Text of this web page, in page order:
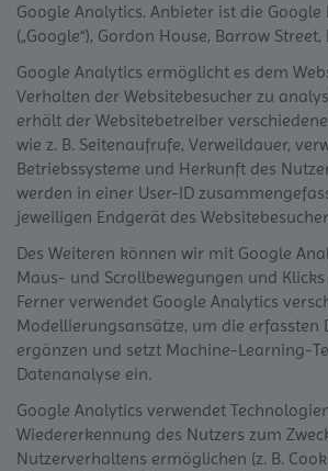
Google Analytics. Anbieter ist die
(„Google“), Gordon House, Barrow
Google Analytics ermöglicht es dem
Verhalten der Websitebesucher zu
erhält der Websitebetreiber
wie z. B. Seitenaufrufe, Verweildauer,
Betriebssysteme und Herkunft des
werden in einer User-ID
jeweiligen Endgerät des
Des Weiteren können wir mit Google
Maus- und Scrollbewegungen und
Ferner verwendet Google Analytics
Modellierungsansätze, um die erfassten
ergänzen und setzt Machine-Learning-
Datenanalyse ein.
Google Analytics verwendet
Wiedererkennung des Nutzers zum
Nutzerverhaltens ermöglichen (z. B.